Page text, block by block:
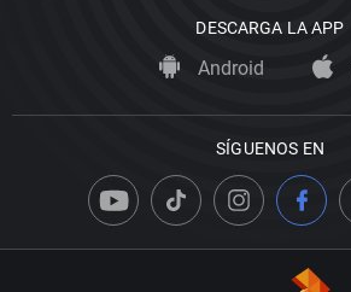
DESCARGA LA APP
Android
SÍGUENOS EN